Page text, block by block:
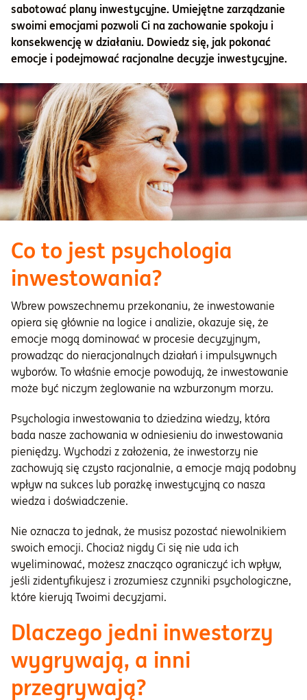
sabotować plany inwestycyjne. Umiejętne zarządzanie
swoimi emocjami pozwoli Ci na zachowanie spokoju i
konsekwencję w działaniu. Dowiedz się, jak pokonać
emocje i podejmować racjonalne decyzje inwestycyjne.
Co to jest psychologia
inwestowania?
Wbrew powszechnemu przekonaniu, że inwestowanie
opiera się głównie na logice i analizie, okazuje się, że
emocje mogą dominować w procesie decyzyjnym,
prowadząc do nieracjonalnych działań i impulsywnych
wyborów. To właśnie emocje powodują, że inwestowanie
może być niczym żeglowanie na wzburzonym morzu.
Psychologia inwestowania to dziedzina wiedzy, która
bada nasze zachowania w odniesieniu do inwestowania
pieniędzy. Wychodzi z założenia, że inwestorzy nie
zachowują się czysto racjonalnie, a emocje mają podobny
wpływ na sukces lub porażkę inwestycyjną co nasza
wiedza i doświadczenie.
Nie oznacza to jednak, że musisz pozostać niewolnikiem
swoich emocji. Chociaż nigdy Ci się nie uda ich
wyeliminować, możesz znacząco ograniczyć ich wpływ,
jeśli zidentyfikujesz i zrozumiesz czynniki psychologiczne,
które kierują Twoimi decyzjami.
Dlaczego jedni inwestorzy
wygrywają, a inni
przegrywają?